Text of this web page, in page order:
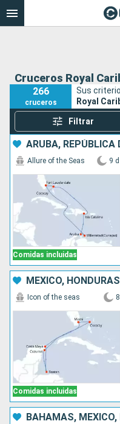
Cruceros Royal
266
cruceros
Sus
Royal
Filtrar
Comidas incluidas
Allure of the Seas 9 d
Comidas incluidas
Icon of the seas